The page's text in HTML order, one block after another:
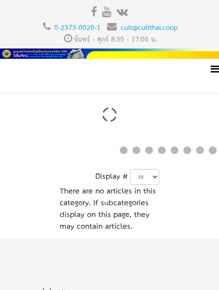
0-2373-0020-1
cult@cultthai.coop
จันทร์ - ศุกร์ 8:30 - 17:00 น.
Display #
There are no articles in this
category. If subcategories
display on this page, they
may contain articles.